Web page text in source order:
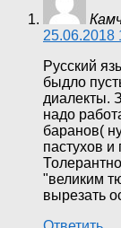
25.06.2018
Русский
быдло
диалекты.
надо
баранов(
пастухов
"великим
вырезать